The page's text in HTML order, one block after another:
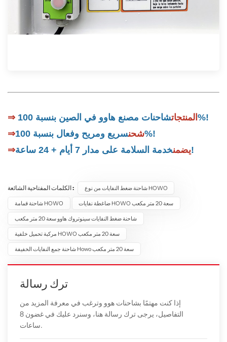
⇒ المنتجات شاحنات مصنع هاوو في الصين بنسبة 100%!
⇒
شحنسريع ومريح وفعال بنسبة 100%!
⇒
يضمنخدمة السلامة على مدار 7 أيام + 24 ساعة!
الكلمات المفتاحية الشائعة : شاحنة ضغط النفايات من نوع HOWO
شاحنة قمامة HOWO ضاغطة نفايات HOWO سعة 20 متر مكعب
شاحنة ضغط النفايات سينوتروك هاوو سعة 20 متر مكعب
مركبة تحميل خلفية HOWO سعة 20 متر مكعب
شاحنة جمع النفايات الخفيفة Howo سعة 20 متر مكعب
ترك رسالة
إذا كنت مهتمًا بشاحنات هوو وترغب في معرفة المزيد من
التفاصيل، يرجى ترك رسالة هنا، وسنرد عليك في غضون 8
ساعات.